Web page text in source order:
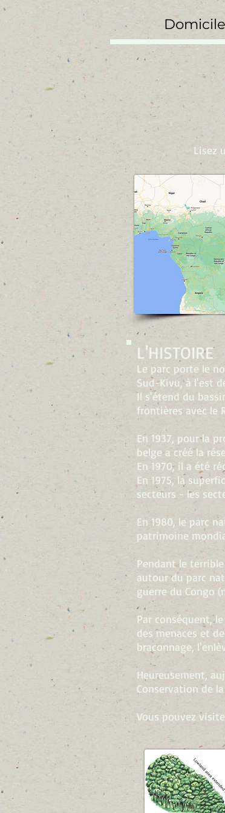
Domicile
Lisez
L'HISTOIRE
Le parc porte le
Sud-Kivu, à l'est
Il s'étend du
frontières avec le
En 1937, pour la
belge a créé la
En 1970, il a été
En 1975, la
secteurs - les
En 1980, le parc
patrimoine
Pendant le
autour du parc
guerre du Congo
Par conséquent,
des menaces et
braconnage,
Heureusement,
Conservation de
Vous pouvez